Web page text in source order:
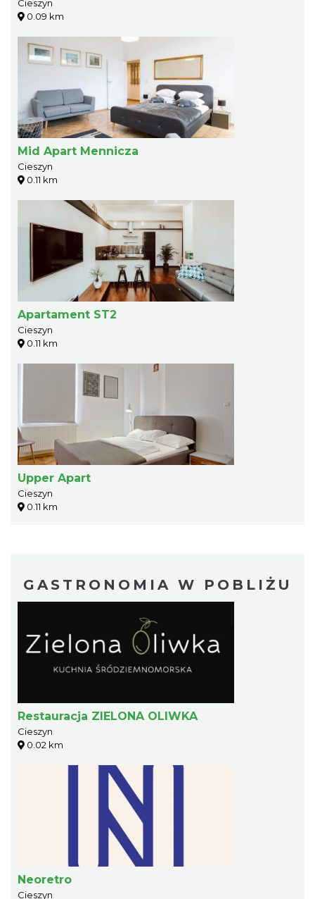
Cieszyn
0.09 km
Mid Apart Mennicza
Cieszyn
0.11 km
Apartament ST2
Cieszyn
0.11 km
Upper Apart
Cieszyn
0.11 km
GASTRONOMIA W POBLIŻU
Restauracja ZIELONA OLIWKA
Cieszyn
0.02 km
Neoretro
Cieszyn